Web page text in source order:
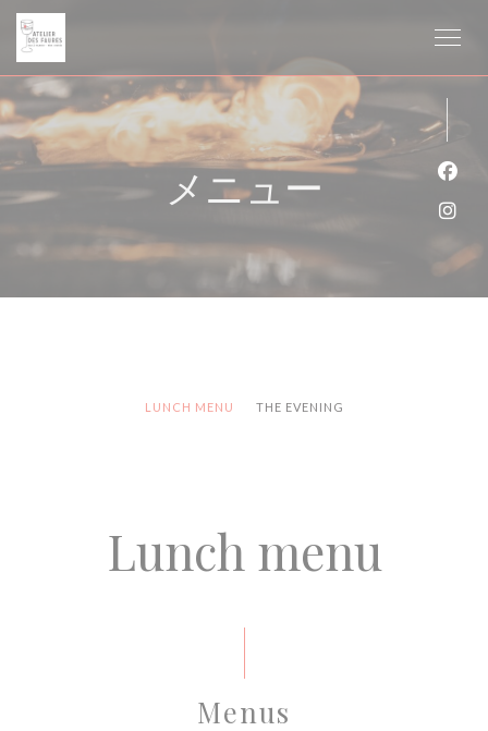
クッキー利用の管理について
メニュー
LUNCH MENU THE EVENING
Lunch menu
Menus